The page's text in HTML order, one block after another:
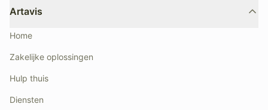
Artavis
Home
Zakelijke oplossingen
Hulp thuis
Diensten